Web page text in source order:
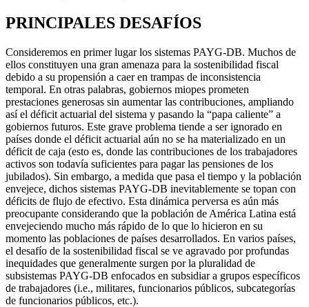
PRINCIPALES DESAFÍOS
Consideremos en primer lugar los sistemas PAYG-DB. Muchos de
ellos constituyen una gran amenaza para la sostenibilidad fiscal
debido a su propensión a caer en trampas de inconsistencia
temporal. En otras palabras, gobiernos miopes prometen
prestaciones generosas sin aumentar las contribuciones, ampliando
así el déficit actuarial del sistema y pasando la “papa caliente” a
gobiernos futuros. Este grave problema tiende a ser ignorado en
países donde el déficit actuarial aún no se ha materializado en un
déficit de caja (esto es, donde las contribuciones de los trabajadores
activos son todavía suficientes para pagar las pensiones de los
jubilados). Sin embargo, a medida que pasa el tiempo y la población
envejece, dichos sistemas PAYG-DB inevitablemente se topan con
déficits de flujo de efectivo. Esta dinámica perversa es aún más
preocupante considerando que la población de América Latina está
envejeciendo mucho más rápido de lo que lo hicieron en su
momento las poblaciones de países desarrollados. En varios países,
el desafío de la sostenibilidad fiscal se ve agravado por profundas
inequidades que generalmente surgen por la pluralidad de
subsistemas PAYG-DB enfocados en subsidiar a grupos específicos
de trabajadores (i.e., militares, funcionarios públicos, subcategorías
de funcionarios públicos, etc.).